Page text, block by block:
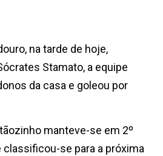
na tarde de hoje,
Stamato, a equipe
da casa e goleou por
manteve-se em 2º
classificou-se para a próxima